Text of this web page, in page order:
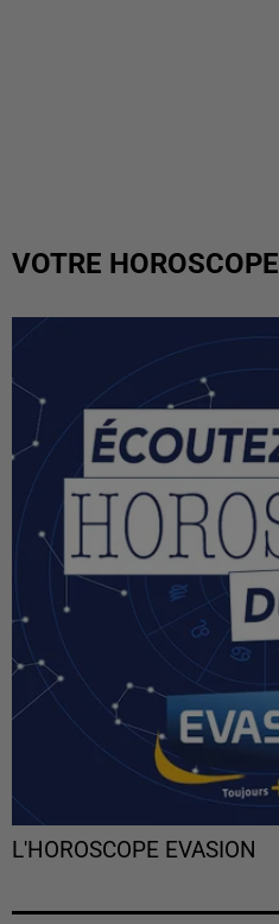
VOTRE HOROSCOPE
L'HOROSCOPE EVASION